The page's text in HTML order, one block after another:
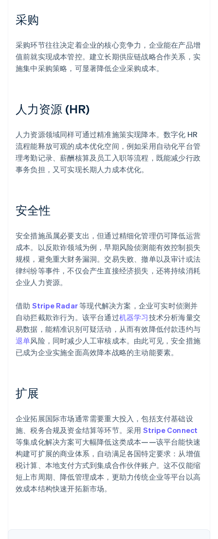
采购
采购环节往往决定着企业的核心竞争力，企业能在产品增
值前就实现成本管控。建立长期供应链战略合作关系，实
施集中采购策略，可显著降低企业采购成本。
人力资源 (HR)
人力资源领域同样可通过精准施策实现降本。数字化 HR
流程能释放可观的成本优化空间，例如采用自动化平台管
理考勤记录、薪酬核算及员工入职等流程，既能减少行政
事务负担，又可实现长期人力成本优化。
安全性
安全措施虽属必要支出，但通过精细化管理仍可降低运营
成本。以反欺诈领域为例，早期风险侦测能有效控制损失
规模，避免重大财务漏洞。交易失败、撤单以及审计或法
律纠纷等事件，不仅会产生直接经济损失，还将持续消耗
企业人力资源。
借助 Stripe Radar等现代解决方案，企业可实时侦测并
自动拦截欺诈行为。该平台通过机器学习技术分析海量交
易数据，能精准识别可疑活动，从而有效降低付款违约与
退单风险，同时减少人工审核成本。由此可见，安全措施
已成为企业实施全面高效降本战略的主动能要素。
扩展
企业拓展国际市场通常需要重大投入，包括支付基础设
施、税务合规及资金结算等环节。采用 Stripe Connect
等集成化解决方案可大幅降低这类成本——该平台能快速
构建可扩展的商业体系，自动满足各国特定要求：从增值
税计算、本地支付方式到集成合作伙伴账户。这不仅能缩
短上市周期、降低管理成本，更助力传统企业等平台以高
效成本结构快速开拓新市场。
爱尔兰
English
English
奥地利
DeutschEnglish
澳大利亚
English
巴西
PortuguêsEnglish
保加利亚
English